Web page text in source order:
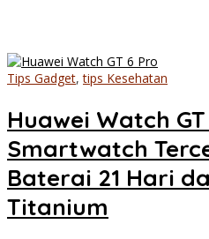
Tips Gadget,tips Kesehatan
Huawei Watch
Smartwatch
Baterai 21 Hari
Titanium